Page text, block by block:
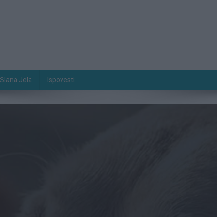
Slana Jela Ispovesti